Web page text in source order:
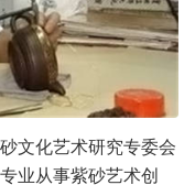
文化艺术研究专委会
业从事紫砂艺术创